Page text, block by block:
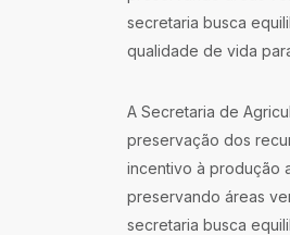
secretaria busca
qualidade de vida
A Secretaria de
preservação dos
incentivo à produção
preservando áreas
secretaria busca